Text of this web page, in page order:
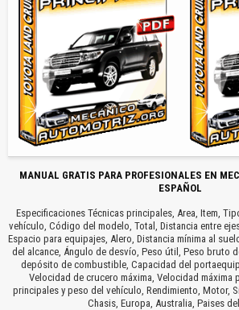
MANUAL GRATIS PARA PROFESIONALES EN
ESPAÑOL
Especificaciones Técnicas principales, Area, Item,
vehículo, Código del modelo, Total, Distancia entre
Espacio para equipajes, Alero, Distancia mínima al
del alcance, Ángulo de desvío, Peso útil, Peso bruto
depósito de combustible, Capacidad del
Velocidad de crucero máxima, Velocidad máxima
principales y peso del vehículo, Rendimiento, Motor,
Chasis, Europa, Australia, Paises del